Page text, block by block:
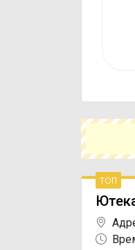
топ